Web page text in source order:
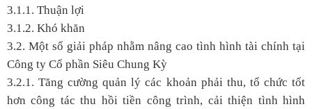
3.1.1. Thuận lợi
3.1.2. Khó khăn
3.2. Một số giải pháp nhằm nâng cao tình hình tài chính tại
Công ty Cổ phần Siêu Chung Kỳ
3.2.1. Tăng cường quản lý các khoản phải thu, tổ chức tốt
hơn công tác thu hồi tiền công trình, cải thiện tình hình